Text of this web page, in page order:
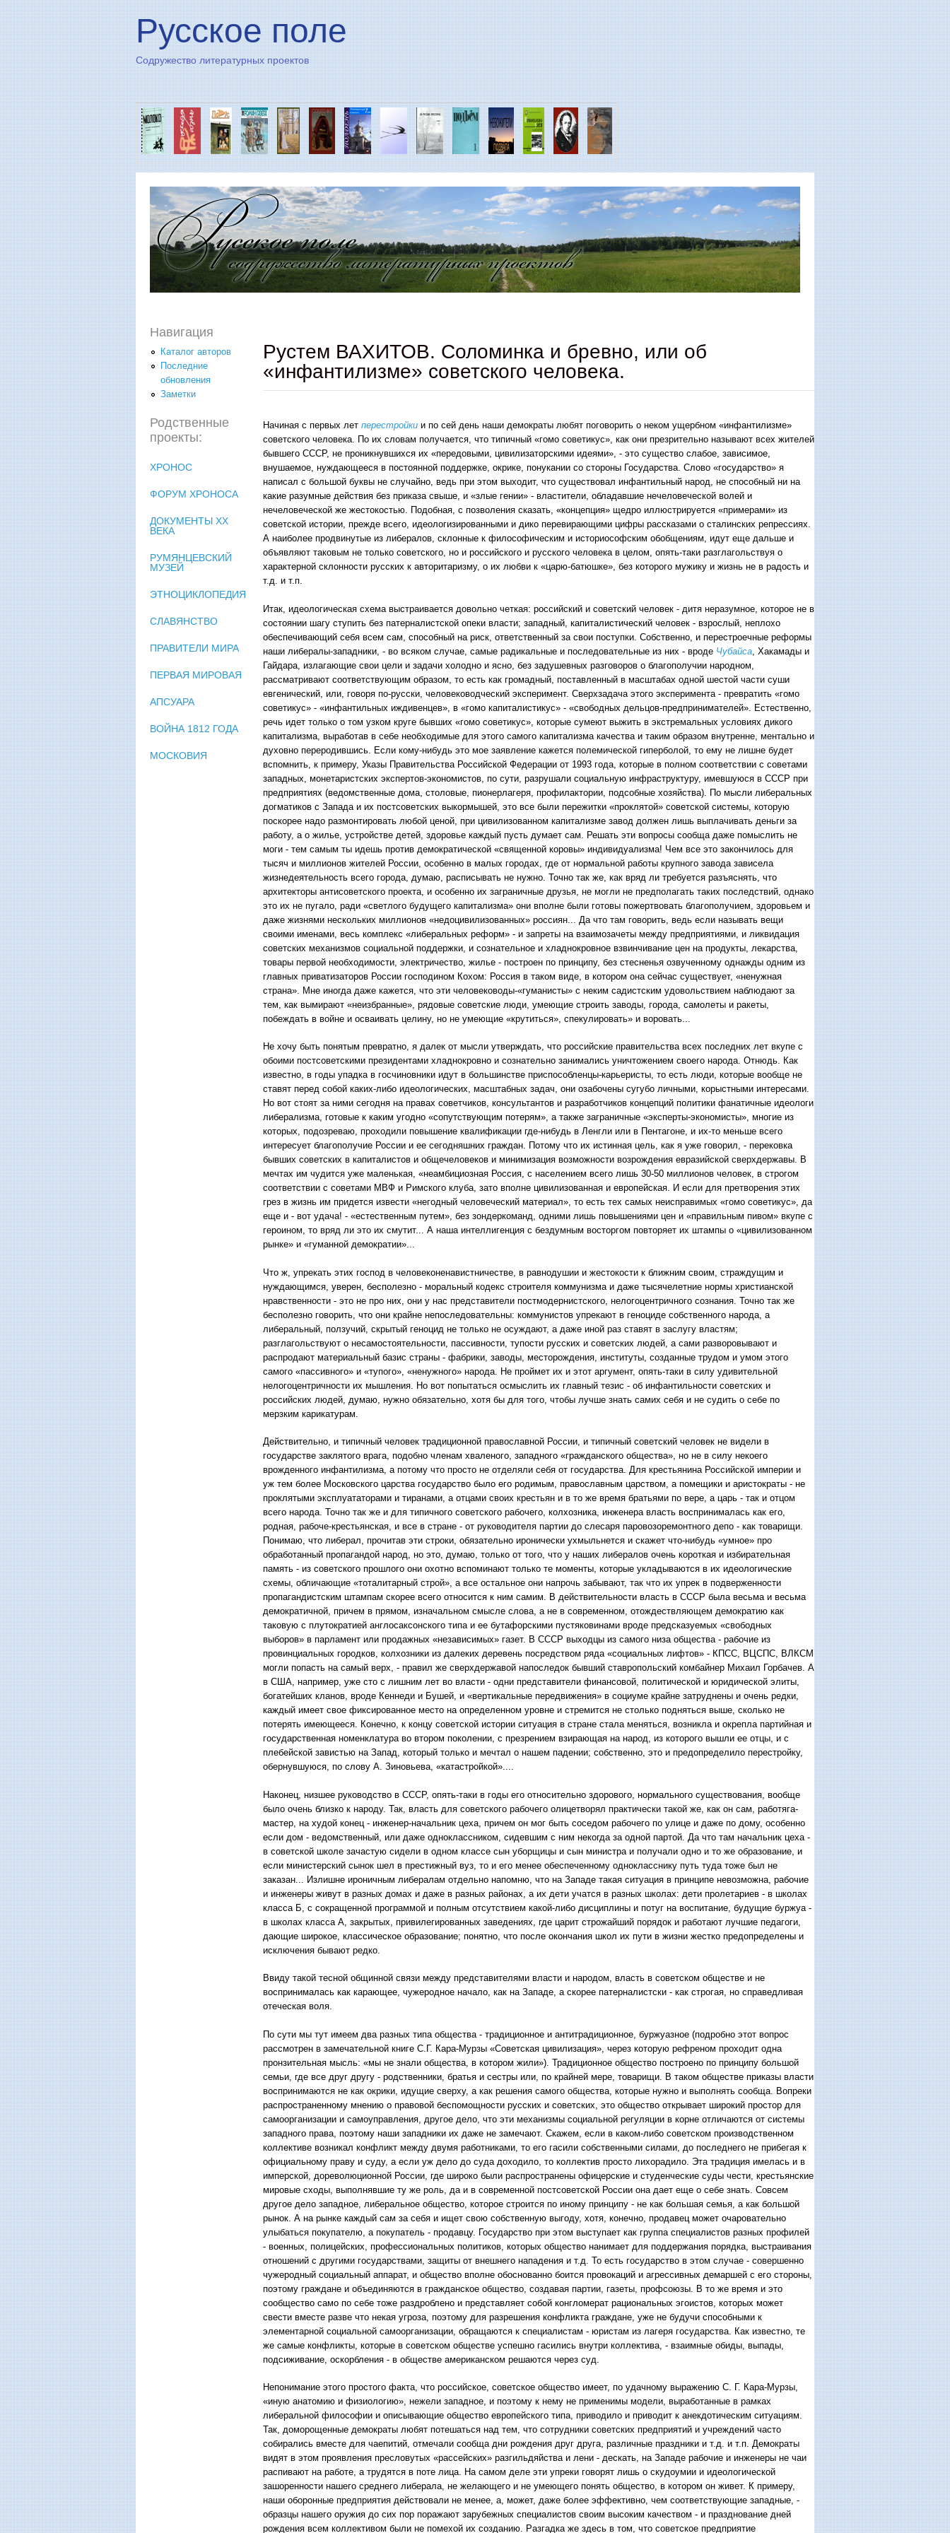
Русское поле
Содружество литературных проектов
Рустем ВАХИТОВ. Соломинка и бревно, или об
«инфантилизме» советского человека.
Начиная с первых лет перестройки и по сей день наши демократы любят поговорить о неком ущербном «инфантилизме»
советского человека. По их словам получается, что типичный «гомо советикус», как они презрительно называют всех жителей
бывшего СССР, не проникнувшихся их «передовыми, цивилизаторскими идеями», - это существо слабое, зависимое,
внушаемое, нуждающееся в постоянной поддержке, окрике, понукании со стороны Государства. Слово «государство» я
написал с большой буквы не случайно, ведь при этом выходит, что существовал инфантильный народ, не способный ни на
какие разумные действия без приказа свыше, и «злые гении» - властители, обладавшие нечеловеческой волей и
нечеловеческой же жестокостью. Подобная, с позволения сказать, «концепция» щедро иллюстрируется «примерами» из
советской истории, прежде всего, идеологизированными и дико перевирающими цифры рассказами о сталинских репрессиях.
А наиболее продвинутые из либералов, склонные к философическим и историософским обобщениям, идут еще дальше и
объявляют таковым не только советского, но и российского и русского человека в целом, опять-таки разглагольствуя о
характерной склонности русских к авторитаризму, о их любви к «царю-батюшке», без которого мужику и жизнь не в радость и
т.д. и т.п.
Итак, идеологическая схема выстраивается довольно четкая: российский и советский человек - дитя неразумное, которое не в
состоянии шагу ступить без патерналистской опеки власти; западный, капиталистический человек - взрослый, неплохо
обеспечивающий себя всем сам, способный на риск, ответственный за свои поступки. Собственно, и перестроечные реформы
наши либералы-западники, - во всяком случае, самые радикальные и последовательные из них - вроде Чубайса , Хакамады и
Гайдара, излагающие свои цели и задачи холодно и ясно, без задушевных разговоров о благополучии народном,
рассматривают соответствующим образом, то есть как громадный, поставленный в масштабах одной шестой части суши
евгенический, или, говоря по-русски, человеководческий эксперимент. Сверхзадача этого эксперимента - превратить «гомо
советикус» - «инфантильных иждивенцев», в «гомо капиталистикус» - «свободных дельцов-предпринимателей». Естественно,
речь идет только о том узком круге бывших «гомо советикус», которые сумеют выжить в экстремальных условиях дикого
капитализма, выработав в себе необходимые для этого самого капитализма качества и таким образом внутренне, ментально и
духовно переродившись. Если кому-нибудь это мое заявление кажется полемической гиперболой, то ему не лишне будет
вспомнить, к примеру, Указы Правительства Российской Федерации от 1993 года, которые в полном соответствии с советами
западных, монетаристских экспертов-экономистов, по сути, разрушали социальную инфраструктуру, имевшуюся в СССР при
предприятиях (ведомственные дома, столовые, пионерлагеря, профилактории, подсобные хозяйства). По мысли либеральных
догматиков с Запада и их постсоветских выкормышей, это все были пережитки «проклятой» советской системы, которую
поскорее надо размонтировать любой ценой, при цивилизованном капитализме завод должен лишь выплачивать деньги за
работу, а о жилье, устройстве детей, здоровье каждый пусть думает сам. Решать эти вопросы сообща даже помыслить не
моги - тем самым ты идешь против демократической «священной коровы» индивидуализма! Чем все это закончилось для
тысяч и миллионов жителей России, особенно в малых городах, где от нормальной работы крупного завода зависела
жизнедеятельность всего города, думаю, расписывать не нужно. Точно так же, как вряд ли требуется разъяснять, что
архитекторы антисоветского проекта, и особенно их заграничные друзья, не могли не предполагать таких последствий, однако
это их не пугало, ради «светлого будущего капитализма» они вполне были готовы пожертвовать благополучием, здоровьем и
даже жизнями нескольких миллионов «недоцивилизованных» россиян... Да что там говорить, ведь если называть вещи
своими именами, весь комплекс «либеральных реформ» - и запреты на взаимозачеты между предприятиями, и ликвидация
советских механизмов социальной поддержки, и сознательное и хладнокровное взвинчивание цен на продукты, лекарства,
товары первой необходимости, электричество, жилье - построен по принципу, без стесненья озвученному однажды одним из
главных приватизаторов России господином Кохом: Россия в таком виде, в котором она сейчас существует, «ненужная
страна». Мне иногда даже кажется, что эти человеководы-«гуманисты» с неким садистским удовольствием наблюдают за
тем, как вымирают «неизбранные», рядовые советские люди, умеющие строить заводы, города, самолеты и ракеты,
побеждать в войне и осваивать целину, но не умеющие «крутиться», спекулировать» и воровать...
Не хочу быть понятым превратно, я далек от мысли утверждать, что российские правительства всех последних лет вкупе с
обоими постсоветскими президентами хладнокровно и сознательно занимались уничтожением своего народа. Отнюдь. Как
известно, в годы упадка в госчиновники идут в большинстве приспособленцы-карьеристы, то есть люди, которые вообще не
ставят перед собой каких-либо идеологических, масштабных задач, они озабочены сугубо личными, корыстными интересами.
Но вот стоят за ними сегодня на правах советчиков, консультантов и разработчиков концепций политики фанатичные идеологи
либерализма, готовые к каким угодно «сопутствующим потерям», а также заграничные «эксперты-экономисты», многие из
которых, подозреваю, проходили повышение квалификации где-нибудь в Ленгли или в Пентагоне, и их-то меньше всего
интересует благополучие России и ее сегодняшних граждан. Потому что их истинная цель, как я уже говорил, - перековка
бывших советских в капиталистов и общечеловеков и минимизация возможности возрождения евразийской сверхдержавы. В
мечтах им чудится уже маленькая, «неамбициозная Россия, с населением всего лишь 30-50 миллионов человек, в строгом
соответствии с советами МВФ и Римского клуба, зато вполне цивилизованная и европейская. И если для претворения этих
грез в жизнь им придется извести «негодный человеческий материал», то есть тех самых неисправимых «гомо советикус», да
еще и - вот удача! - «естественным путем», без зондеркоманд, одними лишь повышениями цен и «правильным пивом» вкупе с
героином, то вряд ли это их смутит... А наша интеллигенция с бездумным восторгом повторяет их штампы о «цивилизованном
рынке» и «гуманной демократии»...
Что ж, упрекать этих господ в человеконенавистничестве, в равнодушии и жестокости к ближним своим, страждущим и
нуждающимся, уверен, бесполезно - моральный кодекс строителя коммунизма и даже тысячелетние нормы христианской
нравственности - это не про них, они у нас представители постмодернистского, нелогоцентричного сознания. Точно так же
бесполезно говорить, что они крайне непоследовательны: коммунистов упрекают в геноциде собственного народа, а
либеральный, ползучий, скрытый геноцид не только не осуждают, а даже иной раз ставят в заслугу властям;
разглагольствуют о несамостоятельности, пассивности, тупости русских и советских людей, а сами разворовывают и
распродают материальный базис страны - фабрики, заводы, месторождения, институты, созданные трудом и умом этого
самого «пассивного» и «тупого», «ненужного» народа. Не проймет их и этот аргумент, опять-таки в силу удивительной
нелогоцентричности их мышления. Но вот попытаться осмыслить их главный тезис - об инфантильности советских и
российских людей, думаю, нужно обязательно, хотя бы для того, чтобы лучше знать самих себя и не судить о себе по
мерзким карикатурам.
Действительно, и типичный человек традиционной православной России, и типичный советский человек не видели в
государстве заклятого врага, подобно членам хваленого, западного «гражданского общества», но не в силу некоего
врожденного инфантилизма, а потому что просто не отделяли себя от государства. Для крестьянина Российской империи и
уж тем более Московского царства государство было его родимым, православным царством, а помещики и аристократы - не
проклятыми эксплуататорами и тиранами, а отцами своих крестьян и в то же время братьями по вере, а царь - так и отцом
всего народа. Точно так же и для типичного советского рабочего, колхозника, инженера власть воспринималась как его,
родная, рабоче-крестьянская, и все в стране - от руководителя партии до слесаря паровозоремонтного депо - как товарищи.
Понимаю, что либерал, прочитав эти строки, обязательно иронически ухмыльнется и скажет что-нибудь «умное» про
обработанный пропагандой народ, но это, думаю, только от того, что у наших либералов очень короткая и избирательная
память - из советского прошлого они охотно вспоминают только те моменты, которые укладываются в их идеологические
схемы, обличающие «тоталитарный строй», а все остальное они напрочь забывают, так что их упрек в подверженности
пропагандистским штампам скорее всего относится к ним самим. В действительности власть в СССР была весьма и весьма
демократичной, причем в прямом, изначальном смысле слова, а не в современном, отождествляющем демократию как
таковую с плутократией англосаксонского типа и ее бутафорскими пустяковинами вроде предсказуемых «свободных
выборов» в парламент или продажных «независимых» газет. В СССР выходцы из самого низа общества - рабочие из
провинциальных городков, колхозники из далеких деревень посредством ряда «социальных лифтов» - КПСС, ВЦСПС, ВЛКСМ
могли попасть на самый верх, - правил же сверхдержавой напоследок бывший ставропольский комбайнер Михаил Горбачев. А
в США, например, уже сто с лишним лет во власти - одни представители финансовой, политической и юридической элиты,
богатейших кланов, вроде Кеннеди и Бушей, и «вертикальные передвижения» в социуме крайне затруднены и очень редки,
каждый имеет свое фиксированное место на определенном уровне и стремится не столько подняться выше, сколько не
потерять имеющееся. Конечно, к концу советской истории ситуация в стране стала меняться, возникла и окрепла партийная и
государственная номенклатура во втором поколении, с презрением взирающая на народ, из которого вышли ее отцы, и с
плебейской завистью на Запад, который только и мечтал о нашем падении; собственно, это и предопределило перестройку,
обернувшуюся, по слову А. Зиновьева, «катастройкой»....
Наконец, низшее руководство в СССР, опять-таки в годы его относительно здорового, нормального существования, вообще
было очень близко к народу. Так, власть для советского рабочего олицетворял практически такой же, как он сам, работяга-
мастер, на худой конец - инженер-начальник цеха, причем он мог быть соседом рабочего по улице и даже по дому, особенно
если дом - ведомственный, или даже одноклассником, сидевшим с ним некогда за одной партой. Да что там начальник цеха -
в советской школе зачастую сидели в одном классе сын уборщицы и сын министра и получали одно и то же образование, и
если министерский сынок шел в престижный вуз, то и его менее обеспеченному однокласснику путь туда тоже был не
заказан... Излишне ироничным либералам отдельно напомню, что на Западе такая ситуация в принципе невозможна, рабочие
и инженеры живут в разных домах и даже в разных районах, а их дети учатся в разных школах: дети пролетариев - в школах
класса Б, с сокращенной программой и полным отсутствием какой-либо дисциплины и потуг на воспитание, будущие буржуа -
в школах класса А, закрытых, привилегированных заведениях, где царит строжайший порядок и работают лучшие педагоги,
дающие широкое, классическое образование; понятно, что после окончания школ их пути в жизни жестко предопределены и
исключения бывают редко.
Ввиду такой тесной общинной связи между представителями власти и народом, власть в советском обществе и не
воспринималась как карающее, чужеродное начало, как на Западе, а скорее патерналистски - как строгая, но справедливая
отеческая воля.
По сути мы тут имеем два разных типа общества - традиционное и антитрадиционное, буржуазное (подробно этот вопрос
рассмотрен в замечательной книге С.Г. Кара-Мурзы «Советская цивилизация», через которую рефреном проходит одна
пронзительная мысль: «мы не знали общества, в котором жили»). Традиционное общество построено по принципу большой
семьи, где все друг другу - родственники, братья и сестры или, по крайней мере, товарищи. В таком обществе приказы власти
воспринимаются не как окрики, идущие сверху, а как решения самого общества, которые нужно и выполнять сообща. Вопреки
распространенному мнению о правовой беспомощности русских и советских, это общество открывает широкий простор для
самоорганизации и самоуправления, другое дело, что эти механизмы социальной регуляции в корне отличаются от системы
западного права, поэтому наши западники их даже не замечают. Скажем, если в каком-либо советском производственном
коллективе возникал конфликт между двумя работниками, то его гасили собственными силами, до последнего не прибегая к
официальному праву и суду, а если уж дело до суда доходило, то коллектив просто лихорадило. Эта традиция имелась и в
имперской, дореволюционной России, где широко были распространены офицерские и студенческие суды чести, крестьянские
мировые сходы, выполнявшие ту же роль, да и в современной постсоветской России она дает еще о себе знать. Совсем
другое дело западное, либеральное общество, которое строится по иному принципу - не как большая семья, а как большой
рынок. А на рынке каждый сам за себя и ищет свою собственную выгоду, хотя, конечно, продавец может очаровательно
улыбаться покупателю, а покупатель - продавцу. Государство при этом выступает как группа специалистов разных профилей
- военных, полицейских, профессиональных политиков, которых общество нанимает для поддержания порядка, выстраивания
отношений с другими государствами, защиты от внешнего нападения и т.д. То есть государство в этом случае - совершенно
чужеродный социальный аппарат, и общество вполне обоснованно боится провокаций и агрессивных демаршей с его стороны,
поэтому граждане и объединяются в гражданское общество, создавая партии, газеты, профсоюзы. В то же время и это
сообщество само по себе тоже раздроблено и представляет собой конгломерат рациональных эгоистов, которых может
свести вместе разве что некая угроза, поэтому для разрешения конфликта граждане, уже не будучи способными к
элементарной социальной самоорганизации, обращаются к специалистам - юристам из лагеря государства. Как известно, те
же самые конфликты, которые в советском обществе успешно гасились внутри коллектива, - взаимные обиды, выпады,
подсиживание, оскорбления - в обществе американском решаются через суд.
Непонимание этого простого факта, что российское, советское общество имеет, по удачному выражению С. Г. Кара-Мурзы,
«иную анатомию и физиологию», нежели западное, и поэтому к нему не применимы модели, выработанные в рамках
либеральной философии и описывающие общество европейского типа, приводило и приводит к анекдотическим ситуациям.
Так, доморощенные демократы любят потешаться над тем, что сотрудники советских предприятий и учреждений часто
собирались вместе для чаепитий, отмечали сообща дни рождения друг друга, различные праздники и т.д. и т.п. Демократы
видят в этом проявления пресловутых «рассейских» разгильдяйства и лени - дескать, на Западе рабочие и инженеры не чаи
распивают на работе, а трудятся в поте лица. На самом деле эти упреки говорят лишь о скудоумии и идеологической
зашоренности нашего среднего либерала, не желающего и не умеющего понять общество, в котором он живет. К примеру,
наши оборонные предприятия действовали не менее, а, может, даже более эффективно, чем соответствующие западные, -
образцы нашего оружия до сих пор поражают зарубежных специалистов своим высоким качеством - и празднование дней
рождения всем коллективом были не помехой их созданию. Разгадка же здесь в том, что советское предприятие
Навигация
Каталог авторов
Последние
обновления
Заметки
Родственные
проекты:
ХРОНОС
ФОРУМ ХРОНОСА
ДОКУМЕНТЫ XX
ВЕКА
РУМЯНЦЕВСКИЙ
МУЗЕЙ
ЭТНОЦИКЛОПЕДИЯ
СЛАВЯНСТВО
ПРАВИТЕЛИ МИРА
ПЕРВАЯ МИРОВАЯ
АПСУАРА
ВОЙНА 1812 ГОДА
МОСКОВИЯ